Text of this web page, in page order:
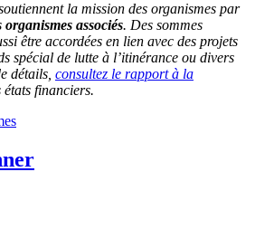
la mission des organismes par
organismes associés. Des sommes
être accordées en lien avec des projets
spécial de lutte à l’itinérance ou divers
détails, consultez le rapport à la
états financiers.